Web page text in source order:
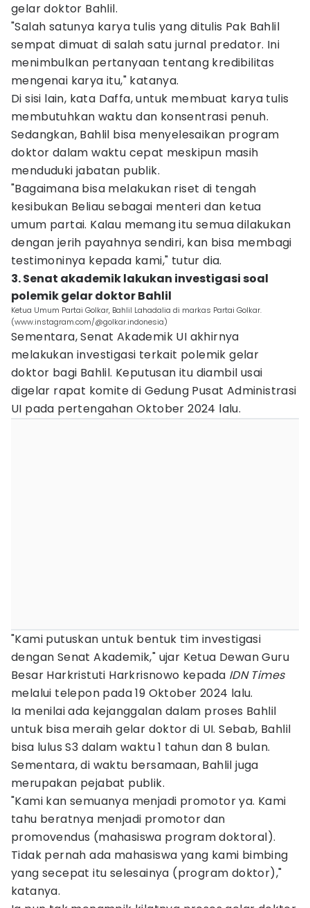
gelar doktor Bahlil.
"Salah satunya karya tulis yang ditulis Pak Bahlil
sempat dimuat di salah satu jurnal predator. Ini
menimbulkan pertanyaan tentang kredibilitas
mengenai karya itu," katanya.
Di sisi lain, kata Daffa, untuk membuat karya tulis
membutuhkan waktu dan konsentrasi penuh.
Sedangkan, Bahlil bisa menyelesaikan program
doktor dalam waktu cepat meskipun masih
menduduki jabatan publik.
"Bagaimana bisa melakukan riset di tengah
kesibukan Beliau sebagai menteri dan ketua
umum partai. Kalau memang itu semua dilakukan
dengan jerih payahnya sendiri, kan bisa membagi
testimoninya kepada kami," tutur dia.
3. Senat akademik lakukan investigasi soal
polemik gelar doktor Bahlil
Ketua Umum Partai Golkar, Bahlil Lahadalia di markas Partai Golkar.
(www.instagram.com/@golkar.indonesia)
Sementara, Senat Akademik UI akhirnya
melakukan investigasi terkait polemik gelar
doktor bagi Bahlil. Keputusan itu diambil usai
digelar rapat komite di Gedung Pusat Administrasi
UI pada pertengahan Oktober 2024 lalu.
"Kami putuskan untuk bentuk tim investigasi
dengan Senat Akademik," ujar Ketua Dewan Guru
Besar Harkristuti Harkrisnowo kepada IDN Times
melalui telepon pada 19 Oktober 2024 lalu.
Ia menilai ada kejanggalan dalam proses Bahlil
untuk bisa meraih gelar doktor di UI. Sebab, Bahlil
bisa lulus S3 dalam waktu 1 tahun dan 8 bulan.
Sementara, di waktu bersamaan, Bahlil juga
merupakan pejabat publik.
"Kami kan semuanya menjadi promotor ya. Kami
tahu beratnya menjadi promotor dan
promovendus (mahasiswa program doktoral).
Tidak pernah ada mahasiswa yang kami bimbing
yang secepat itu selesainya (program doktor),"
katanya.